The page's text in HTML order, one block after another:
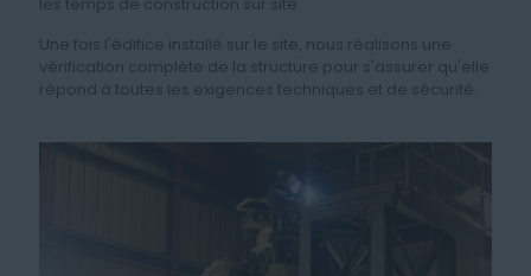
Une fois l'édifice installé sur le site, nous réalisons une
vérification complète de la structure pour s'assurer qu'elle
répond à toutes les exigences techniques et de sécurité.